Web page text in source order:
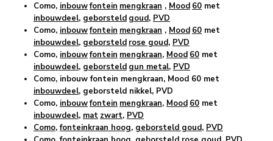
Como, inbouwfontein mengkraan , Mood 60 met
inbouwdeel, geborsteld goud, PVD
Como, inbouwfontein mengkraan , Mood 60 met
inbouwdeel, geborsteld rose goud, PVD
Como, inbouwfontein mengkraan, Mood 60 met
inbouwdeel, geborsteld gun metal, PVD
Como, inbouw fontein mengkraan, Mood 60 met
inbouwdeel, geborsteld nikkel, PVD
Como, inbouwfontein mengkraan, Mood 60 met
inbouwdeel, mat zwart, PVD
Como,fonteinkraan hoog, geborsteld goud, PVD